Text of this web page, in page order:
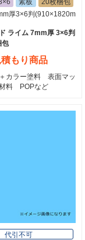
素板
20枚梱包
厚3×6判(910×1820m
ライム 7mm厚 3×6判
包
もり商品
カラー塗料 表面マッ
料 POPなど
代引不可